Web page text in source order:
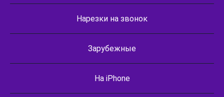
Нарезки на звонок
Зарубежные
На iPhone